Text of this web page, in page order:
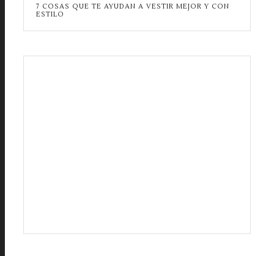
7 COSAS QUE TE AYUDAN A VESTIR MEJOR Y CON
ESTILO